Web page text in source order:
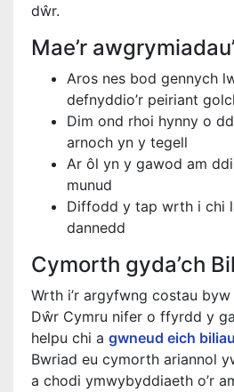
dŵr.
Mae’r
Aros nes bod gennych
defnyddio’r peiriant
Dim ond rhoi hynny o
arnoch yn y tegell
Ar ôl yn y gawod am
munud
Diffodd y tap wrth i chi
dannedd
Cymorth gyda’ch
Wrth i’r argyfwng costau
Dŵr Cymru nifer o ffyrdd y
helpu chi a gwneud eich
Bwriad eu cymorth ariannol
a chodi ymwybyddiaeth o’r